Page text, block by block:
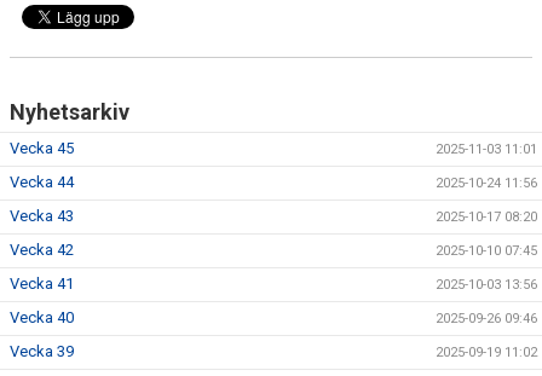
Nyhetsarkiv
Vecka 45 2025-11-03 11:01
Vecka 44 2025-10-24 11:56
Vecka 43 2025-10-17 08:20
Vecka 42 2025-10-10 07:45
Vecka 41 2025-10-03 13:56
Vecka 40 2025-09-26 09:46
Vecka 39 2025-09-19 11:02